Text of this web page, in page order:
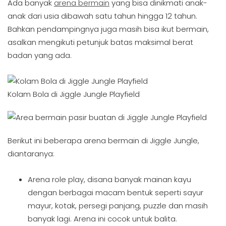
Ada banyak arena bermain yang bisa dinikmati anak-
anak dari usia dibawah satu tahun hingga 12 tahun.
Bahkan pendampingnya juga masih bisa ikut bermain,
asalkan mengikuti petunjuk batas maksimal berat
badan yang ada.
Kolam Bola di Jiggle Jungle Playfield
Berikut ini beberapa arena bermain di Jiggle Jungle,
diantaranya:
Arena role play, disana banyak mainan kayu
dengan berbagai macam bentuk seperti sayur
mayur, kotak, persegi panjang, puzzle dan masih
banyak lagi. Arena ini cocok untuk balita.